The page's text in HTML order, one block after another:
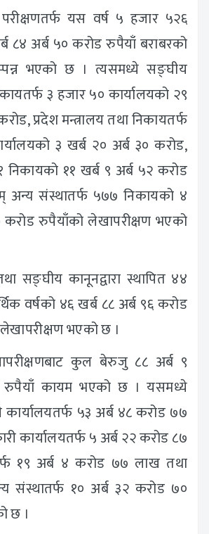
यस वर्ष ५ हजार ५२६
८४ अर्ब ५० करोड रुपैयाँ बराबरको
भएको छ । त्यसमध्ये सङ्घीय
३ हजार ५० कार्यालयको २९
प्रदेश मन्त्रालय तथा निकायतर्फ
३ खर्ब २० अर्ब ३० करोड,
निकायको ११ खर्ब ९ अर्ब ५२ करोड
अन्य संस्थातर्फ ५७७ निकायको ४
रुपैयाँको लेखापरीक्षण भएको
सङ्घीय कानूनद्वारा स्थापित ४४
वर्षको ४६ खर्ब ८८ अर्ब ९६ करोड
भएको छ ।
कुल बेरुजु ८८ अर्ब ९
कायम भएको छ । यसमध्ये
५३ अर्ब ४८ करोड ७७
कार्यालयतर्फ ५ अर्ब २२ करोड ८७
१९ अर्ब ४ करोड ७७ लाख तथा
संस्थातर्फ १० अर्ब ३२ करोड ७०
छ ।